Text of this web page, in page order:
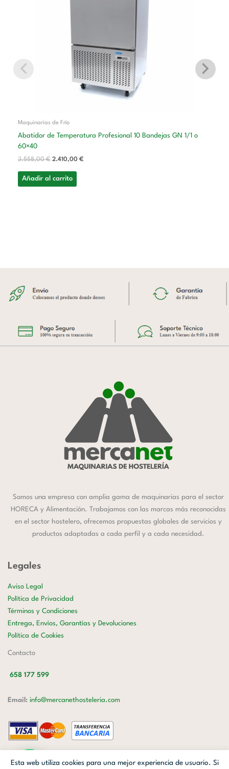
Maquinarias de Frío
Abatidor de Temperatura Profesional 10 Bandejas GN 1/1 o
60×40
3.558,00€ 2.410,00 €
Añadir al carrito
Somos una empresa con amplia gama de maquinarias para el sector
HORECA y Alimentación. Trabajamos con las marcas más reconocidas
en el sector hostelero, ofrecemos propuestas globales de servicios y
productos adaptadas a cada perfil y a cada necesidad.
Legales
Aviso Legal
Política de Privacidad
Términos y Condiciones
Entrega, Envíos, Garantías y Devoluciones
Política de Cookies
Contacto
658 177 599
Email: info@mercanethosteleria.com
Esta web utiliza cookies para una mejor experiencia de usuario. Si